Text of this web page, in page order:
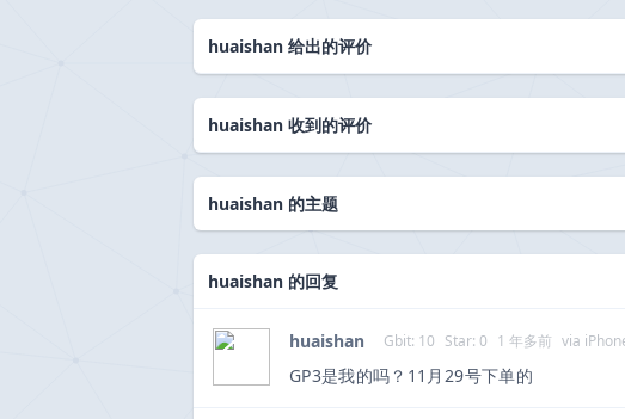
huaishan 给出的评价
huaishan 收到的评价
huaishan 的主题
huaishan 的回复
huaishan Gbit: 10 Star: 0 1 年多前 via
GP3是我的吗？11月29号下单的